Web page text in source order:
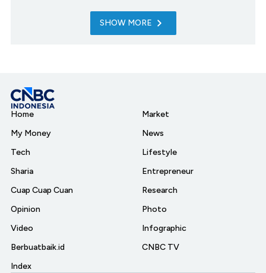
SHOW MORE
Home
My Money
Tech
Sharia
Cuap Cuap Cuan
Opinion
Video
Berbuatbaik.id
Index
Market
News
Lifestyle
Entrepreneur
Research
Photo
Infographic
CNBC TV